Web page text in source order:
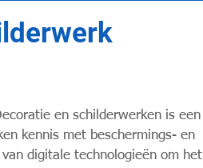
en schilderwerken is een
kennis met beschermings- en
digitale technologieën om het